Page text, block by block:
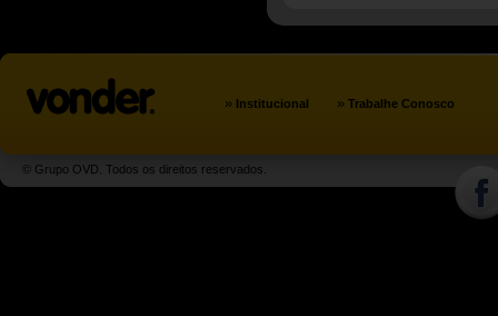
» Institucional » Trabalhe Conosco
© Grupo OVD. Todos os direitos reservados.